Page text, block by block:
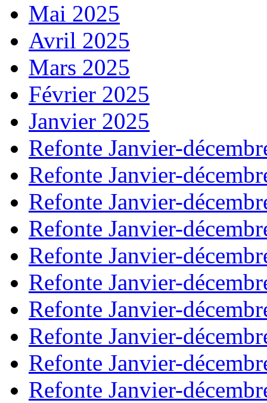
Mai 2025
Avril 2025
Mars 2025
Février 2025
Janvier 2025
Refonte Janvier-
Refonte Janvier-
Refonte Janvier-
Refonte Janvier-
Refonte Janvier-
Refonte Janvier-
Refonte Janvier-
Refonte Janvier-
Refonte Janvier-
Refonte Janvier-